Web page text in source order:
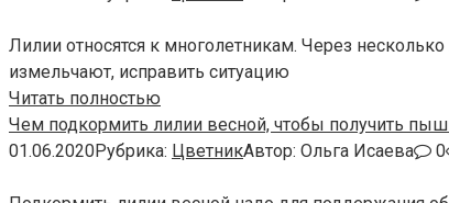
Лилии относятся к многолетникам. Через
измельчают, исправить ситуацию
Читать полностью
Чем подкормить лилии весной, чтобы получить
01.06.2020Рубрика: ЦветникАвтор: Ольга Исаева 0